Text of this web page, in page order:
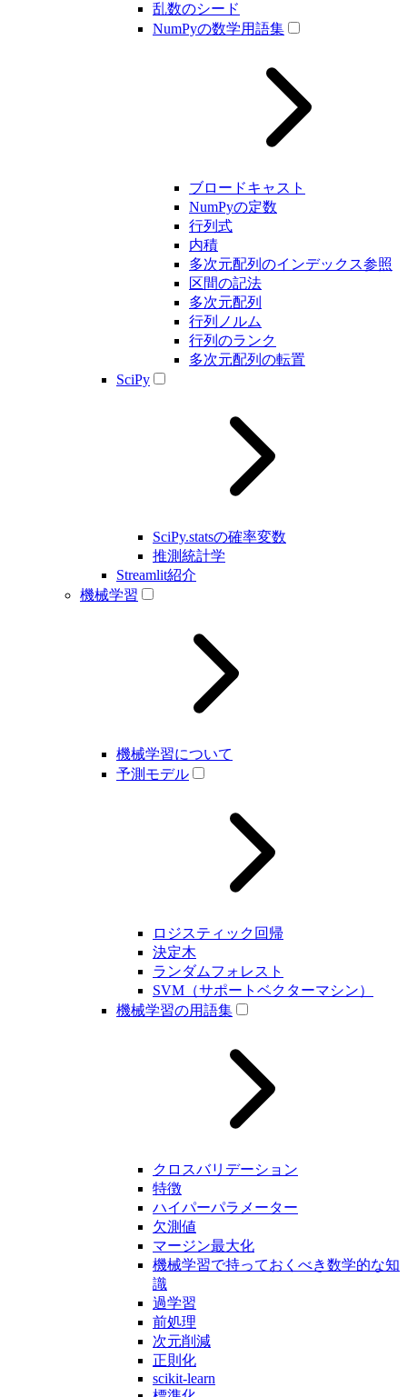
乱数のシード
NumPyの数学用語集
ブロードキャスト
NumPyの定数
行列式
内積
多次元配列のインデックス参照
区間の記法
多次元配列
行列ノルム
行列のランク
多次元配列の転置
SciPy
SciPy.statsの確率変数
推測統計学
Streamlit紹介
機械学習
機械学習について
予測モデル
ロジスティック回帰
決定木
ランダムフォレスト
SVM（サポートベクターマシン）
機械学習の用語集
クロスバリデーション
特徴
ハイパーパラメーター
欠測値
マージン最大化
機械学習で持っておくべき数学的な知
識
過学習
前処理
次元削減
正則化
scikit-learn